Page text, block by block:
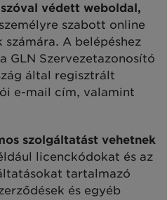
védett weboldal,
szabott online
A belépéshez
GLN Szervezetazonosító
által regisztrált
e-mail cím, valamint
szolgáltatást vehetnek
licenckódokat és az
tartalmazó
és egyéb